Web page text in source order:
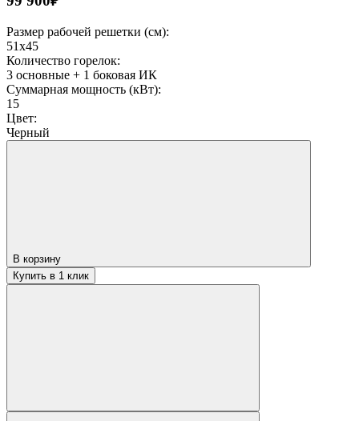
Размер рабочей решетки (см):
51х45
Количество горелок:
3 основные + 1 боковая ИК
Суммарная мощность (кВт):
15
Цвет:
Черный
В корзину
Купить в 1 клик